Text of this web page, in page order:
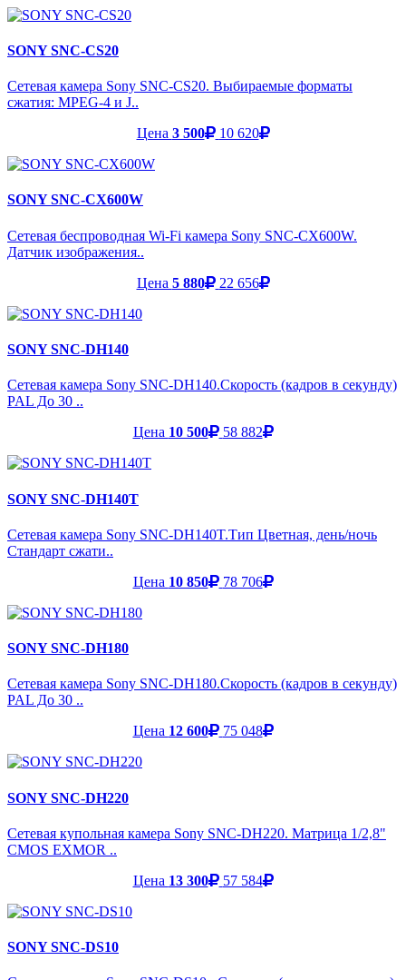
SONY SNC-CS20
Сетевая камера Sony SNC-CS20. Выбираемые форматы
сжатия: MPEG-4 и J..
Цена 3 500 10 620
SONY SNC-CX600W
Сетевая беспроводная Wi-Fi камера Sony SNC-CX600W.
Датчик изображения..
Цена 5 880 22 656
SONY SNC-DH140
Сетевая камера Sony SNC-DH140.Скорость (кадров в секунду)
PAL До 30 ..
Цена 10 500 58 882
SONY SNC-DH140T
Сетевая камера Sony SNC-DH140T.Тип Цветная, день/ночь
Стандарт сжати..
Цена 10 850 78 706
SONY SNC-DH180
Сетевая камера Sony SNC-DH180.Скорость (кадров в секунду)
PAL До 30 ..
Цена 12 600 75 048
SONY SNC-DH220
Сетевая купольная камера Sony SNC-DH220. Матрица 1/2,8"
CMOS EXMOR ..
Цена 13 300 57 584
SONY SNC-DS10